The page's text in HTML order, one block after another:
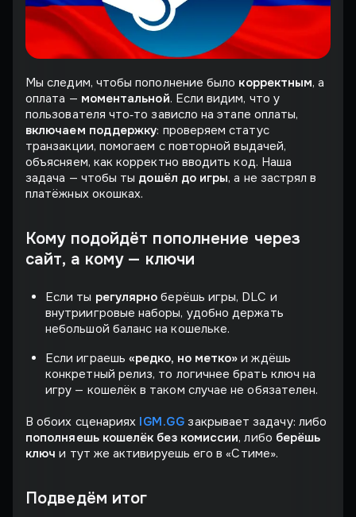
Мы следим, чтобы пополнение было корректным, а
оплата — моментальной. Если видим, что у
пользователя что‑то зависло на этапе оплаты,
включаем поддержку: проверяем статус
транзакции, помогаем с повторной выдачей,
объясняем, как корректно вводить код. Наша
задача — чтобы ты дошёл до игры, а не застрял в
платёжных окошках.
Кому подойдёт пополнение через
сайт, а кому — ключи
Если ты регулярно берёшь игры, DLC и
внутриигровые наборы, удобно держать
небольшой баланс на кошельке.
Если играешь «редко, но метко» и ждёшь
конкретный релиз, то логичнее брать ключ на
игру — кошелёк в таком случае не обязателен.
В обоих сценариях IGM.GG закрывает задачу: либо
пополняешь кошелёк без комиссии, либо берёшь
ключ и тут же активируешь его в «Стиме».
Подведём итог